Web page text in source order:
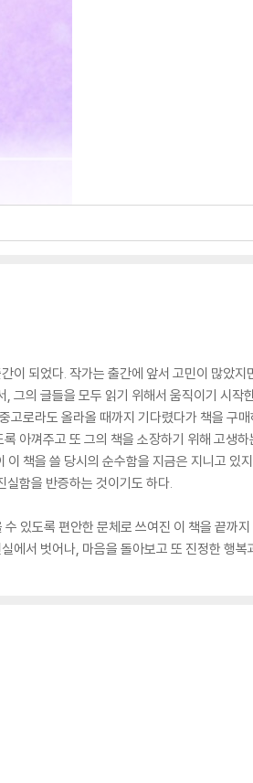
이 되었다. 작가는 출간에 앞서 고민이 많았지
그의 글들을 모두 읽기 위해서 움직이기 시작
고로라도 올라올 때까지 기다렸다가 책을 구
아껴주고 또 그의 책을 소장하기 위해 고생하
책을 쓸 당시의 순수함을 지금은 지니고 있
실함을 반증하는 것이기도 하다.
있도록 편안한 문체로 쓰여진 이 책을 끝까
에서 벗어나, 마음을 돌아보고 또 진정한 행복